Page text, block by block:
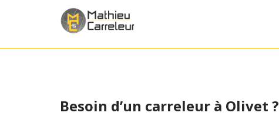
Besoin d’un carreleur à Olivet ?